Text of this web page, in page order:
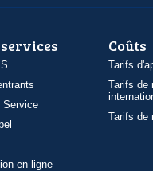
Service
en ligne
Coûts
Tarifs
Tarifs de
Tarifs de